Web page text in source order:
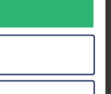
1135G7 @ 2,4